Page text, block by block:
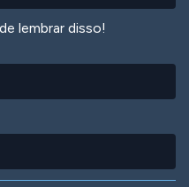
lembrar disso!